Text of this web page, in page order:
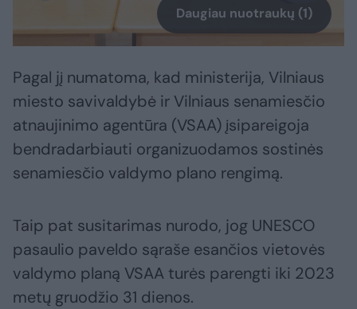
Daugiau nuotraukų (1)
Pagal jį numatoma, kad ministerija, Vilniaus
miesto savivaldybė ir Vilniaus senamiesčio
atnaujinimo agentūra (VSAA) įsipareigoja
bendradarbiauti organizuodamos sostinės
senamiesčio valdymo plano rengimą.
Taip pat susitarimas nurodo, jog UNESCO
pasaulio paveldo sąraše esančios vietovės
valdymo planą VSAA turės parengti iki 2023
metų gruodžio 31 dienos.